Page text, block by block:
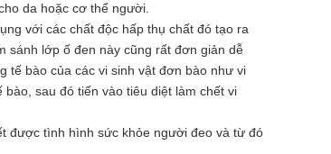
da hoặc cơ thể người.
với các chất độc hấp thụ chất đó tạo ra
sánh lớp ố đen này cũng rất đơn giản dễ
tế bào của các vi sinh vật đơn bào như vi
sau đó tiến vào tiêu diệt làm chết vi
được tình hình sức khỏe người đeo và từ đó